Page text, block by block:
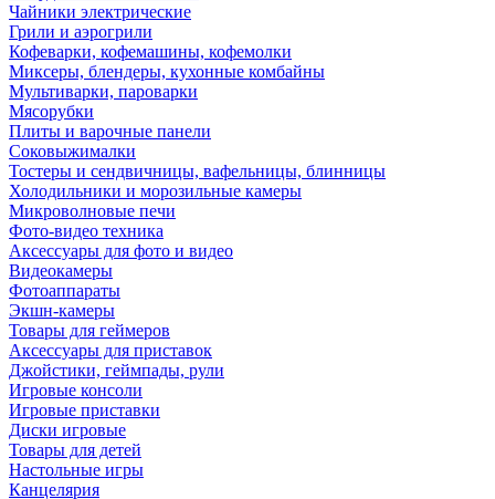
Чайники электрические
Грили и аэрогрили
Кофеварки, кофемашины, кофемолки
Миксеры, блендеры, кухонные комбайны
Мультиварки, пароварки
Мясорубки
Плиты и варочные панели
Соковыжималки
Тостеры и сендвичницы, вафельницы, блинницы
Холодильники и морозильные камеры
Микроволновые печи
Фото-видео техника
Аксессуары для фото и видео
Видеокамеры
Фотоаппараты
Экшн-камеры
Товары для геймеров
Аксессуары для приставок
Джойстики, геймпады, рули
Игровые консоли
Игровые приставки
Диски игровые
Товары для детей
Настольные игры
Канцелярия